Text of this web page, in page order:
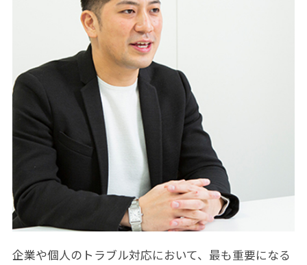
企業や個人のトラブル対応において、最も重要になる